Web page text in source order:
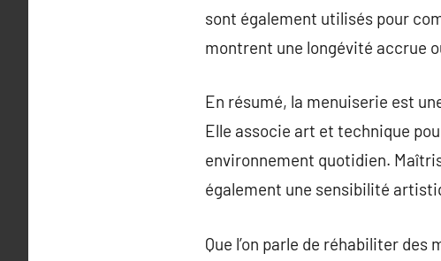
sont également utilisés pour
montrent une longévité accrue
En résumé, la menuiserie est
Elle associe art et technique
environnement quotidien.
également une sensibilité
Que l’on parle de réhabiliter